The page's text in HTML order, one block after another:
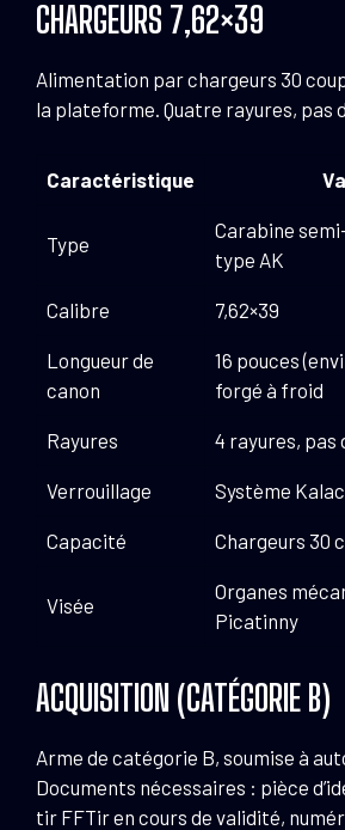
CHARGEURS 7,62×39
Alimentation par chargeurs 30
la plateforme. Quatre rayures, pas
Caractéristique
Type
Carabine
type AK
Calibre 7,62×39
Longueur de
canon
16 pouces
forgé à froid
Rayures 4 rayures, pas
Verrouillage Système
Capacité Chargeurs 30
Visée
Organes
Picatinny
ACQUISITION (CATÉGORIE B)
Arme de catégorie B, soumise à
Documents nécessaires : pièce
tir FFTir en cours de validité,